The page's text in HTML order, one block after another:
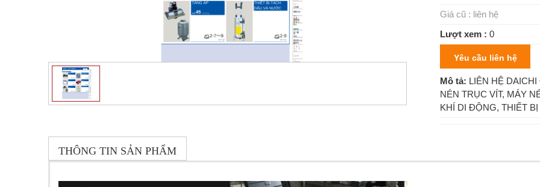
Giá cũ : liên hệ
Lượt xem : 0
Yêu cầu liên hệ
Mô tả: LIÊN HỆ
NÉN TRỤC VÍT, MÁY
KHÍ DI ĐỘNG, THIẾT
THÔNG TIN SẢN PHẨM